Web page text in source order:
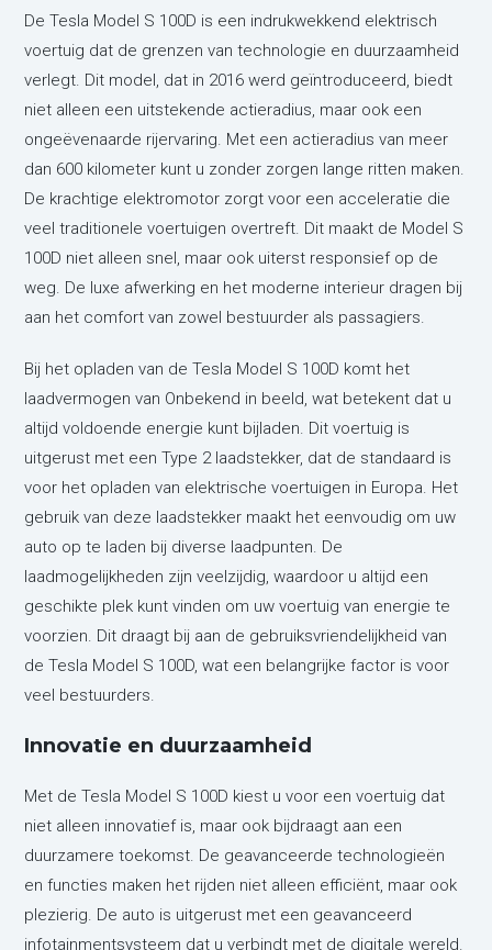
De Tesla Model S 100D is een indrukwekkend elektrisch
voertuig dat de grenzen van technologie en duurzaamheid
verlegt. Dit model, dat in 2016 werd geïntroduceerd, biedt
niet alleen een uitstekende actieradius, maar ook een
ongeëvenaarde rijervaring. Met een actieradius van meer
dan 600 kilometer kunt u zonder zorgen lange ritten maken.
De krachtige elektromotor zorgt voor een acceleratie die
veel traditionele voertuigen overtreft. Dit maakt de Model S
100D niet alleen snel, maar ook uiterst responsief op de
weg. De luxe afwerking en het moderne interieur dragen bij
aan het comfort van zowel bestuurder als passagiers.
Bij het opladen van de Tesla Model S 100D komt het
laadvermogen van Onbekend in beeld, wat betekent dat u
altijd voldoende energie kunt bijladen. Dit voertuig is
uitgerust met een Type 2 laadstekker, dat de standaard is
voor het opladen van elektrische voertuigen in Europa. Het
gebruik van deze laadstekker maakt het eenvoudig om uw
auto op te laden bij diverse laadpunten. De
laadmogelijkheden zijn veelzijdig, waardoor u altijd een
geschikte plek kunt vinden om uw voertuig van energie te
voorzien. Dit draagt bij aan de gebruiksvriendelijkheid van
de Tesla Model S 100D, wat een belangrijke factor is voor
veel bestuurders.
Innovatie en duurzaamheid
Met de Tesla Model S 100D kiest u voor een voertuig dat
niet alleen innovatief is, maar ook bijdraagt aan een
duurzamere toekomst. De geavanceerde technologieën
en functies maken het rijden niet alleen efficiënt, maar ook
plezierig. De auto is uitgerust met een geavanceerd
infotainmentsysteem dat u verbindt met de digitale wereld.